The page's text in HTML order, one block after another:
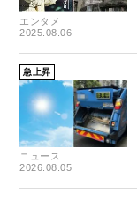
エンタメ
2025.08.06
急上昇
ニュース
2026.08.05